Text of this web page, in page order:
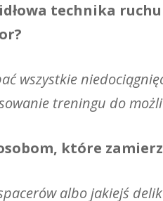
technika
wszystkie
treningu do
które
albo jakiejś